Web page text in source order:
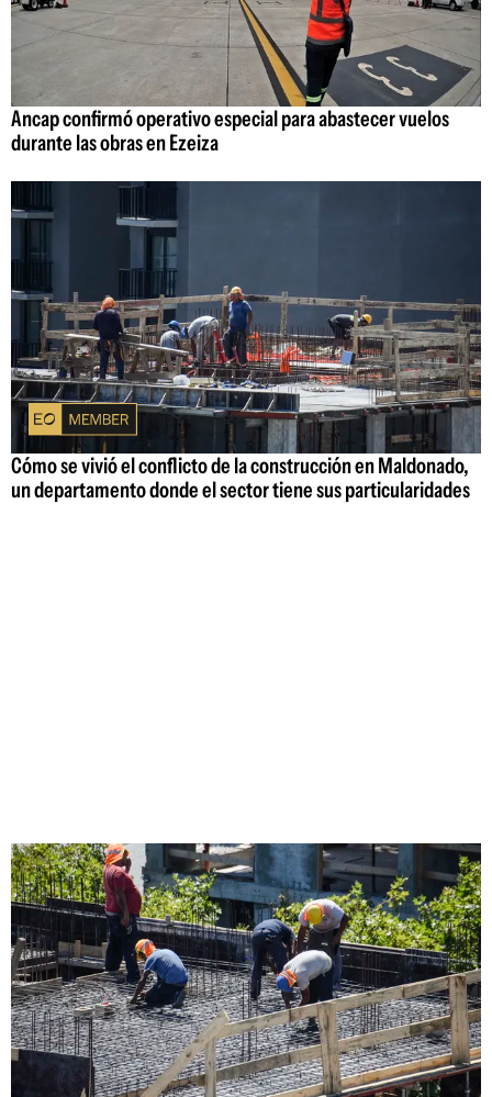
Ancap confirmó operativo especial para abastecer vuelos
durante las obras en Ezeiza
Cómo se vivió el conflicto de la construcción en Maldonado,
un departamento donde el sector tiene sus particularidades